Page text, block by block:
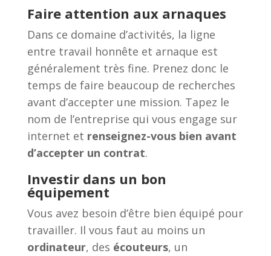
Faire attention aux arnaques
Dans ce domaine d’activités, la ligne
entre travail honnête et arnaque est
généralement très fine. Prenez donc le
temps de faire beaucoup de recherches
avant d’accepter une mission. Tapez le
nom de l’entreprise qui vous engage sur
internet et renseignez-vous bien avant
d’accepter un contrat.
Investir dans un bon
équipement
Vous avez besoin d’être bien équipé pour
travailler. Il vous faut au moins un
ordinateur, des écouteurs, un